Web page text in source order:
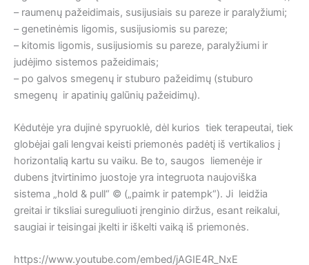
– raumenų pažeidimais, susijusiais su pareze ir paralyžiumi;
– genetinėmis ligomis, susijusiomis su pareze;
– kitomis ligomis, susijusiomis su pareze, paralyžiumi ir
judėjimo sistemos pažeidimais;
– po galvos smegenų ir stuburo pažeidimų (stuburo
smegenų ir apatinių galūnių pažeidimų).
Kėdutėje yra dujinė spyruoklė, dėl kurios tiek terapeutai, tiek
globėjai gali lengvai keisti priemonės padėtį iš vertikalios į
horizontalią kartu su vaiku. Be to, saugos liemenėje ir
dubens įtvirtinimo juostoje yra integruota naujoviška
sistema „hold & pull“ © („paimk ir patempk“). Ji leidžia
greitai ir tiksliai sureguliuoti įrenginio diržus, esant reikalui,
saugiai ir teisingai įkelti ir iškelti vaiką iš priemonės.
https://www.youtube.com/embed/jAGIE4R_NxE